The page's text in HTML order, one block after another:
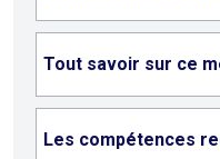
Tout savoir sur ce
Les compétences